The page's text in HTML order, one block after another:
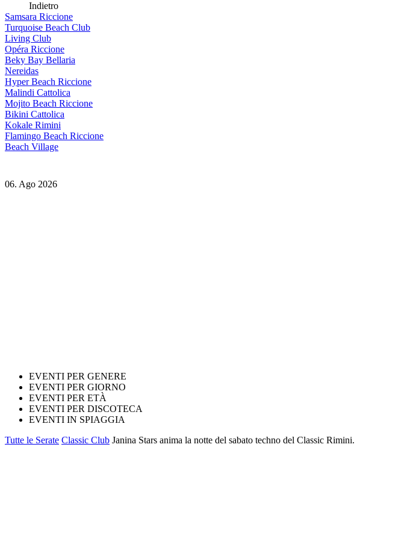
Indietro
Samsara Riccione
Turquoise Beach Club
Living Club
Opéra Riccione
Beky Bay Bellaria
Nereidas
Hyper Beach Riccione
Malindi Cattolica
Mojito Beach Riccione
Bikini Cattolica
Kokale Rimini
Flamingo Beach Riccione
Beach Village
06. Ago 2026
EVENTI PER GENERE
EVENTI PER GIORNO
EVENTI PER ETÀ
EVENTI PER DISCOTECA
EVENTI IN SPIAGGIA
Tutte le Serate Classic Club Janina Stars anima la notte del sabato techno del Classic Rimini.